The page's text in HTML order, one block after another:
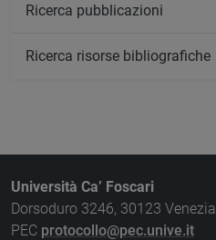
Ricerca pubblicazioni
Ricerca risorse bibliografiche
Università Ca’ Foscari
Dorsoduro 3246, 30123 Venezia
PEC protocollo@pec.unive.it